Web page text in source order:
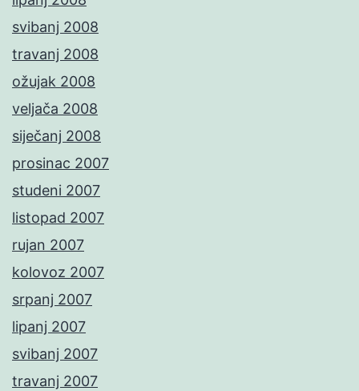
svibanj 2008
travanj 2008
ožujak 2008
veljača 2008
siječanj 2008
prosinac 2007
studeni 2007
listopad 2007
rujan 2007
kolovoz 2007
srpanj 2007
lipanj 2007
svibanj 2007
travanj 2007